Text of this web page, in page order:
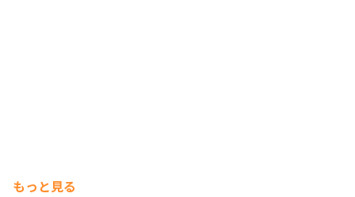
もっと見る